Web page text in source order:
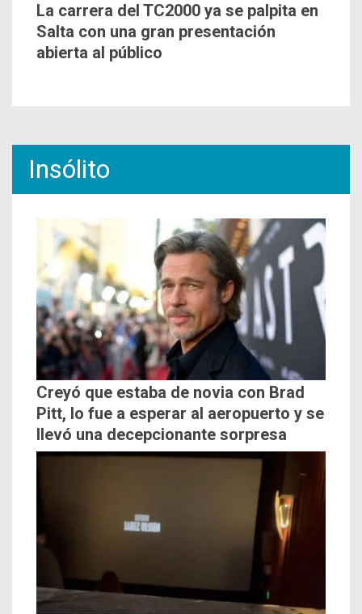
La carrera del TC2000 ya se palpita en
Salta con una gran presentación
abierta al público
Insólito
Creyó que estaba de novia con Brad
Pitt, lo fue a esperar al aeropuerto y se
llevó una decepcionante sorpresa